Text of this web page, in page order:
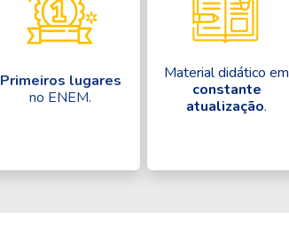
Primeiros lugares
no ENEM.
Material didático em
constante
atualização.